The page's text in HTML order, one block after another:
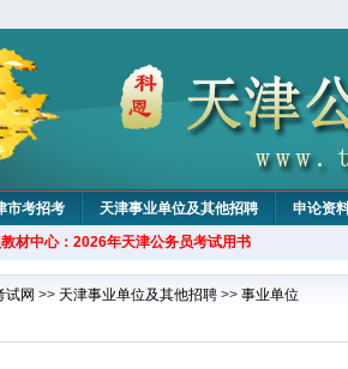
市考招考 天津事业单位及其他招聘 申论资
材中心：2026年天津公务员考试用书
试网 >> 天津事业单位及其他招聘 >> 事业单位